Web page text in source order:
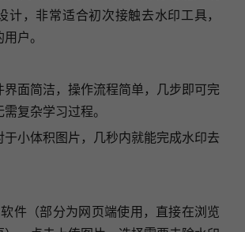
计，非常适合初次接触去水印工具，
户。
面简洁，操作流程简单，几步即可完
复杂学习过程。
于小体积图片，几秒内就能完成水印去
件（部分为网页端使用，直接在浏览